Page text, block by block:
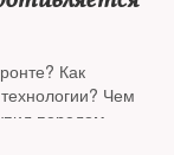
Как
Чем
перелом —
«Русской службы